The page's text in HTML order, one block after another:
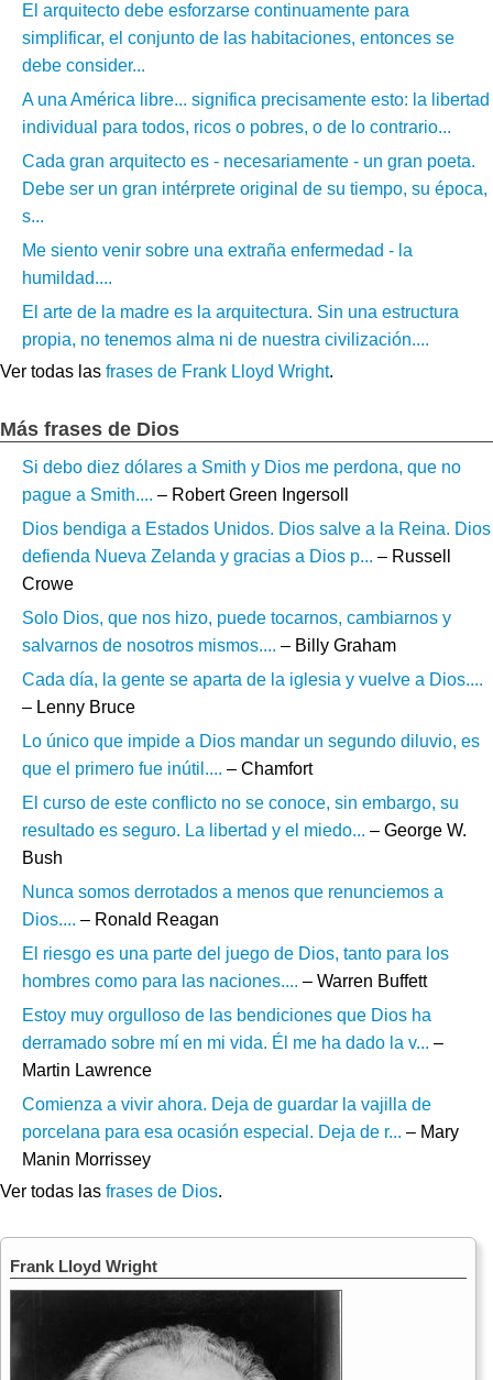
El arquitecto debe esforzarse continuamente para
simplificar, el conjunto de las habitaciones, entonces se
debe consider...
A una América libre... significa precisamente esto: la libertad
individual para todos, ricos o pobres, o de lo contrario...
Cada gran arquitecto es - necesariamente - un gran poeta.
Debe ser un gran intérprete original de su tiempo, su época,
s...
Me siento venir sobre una extraña enfermedad - la
humildad....
El arte de la madre es la arquitectura. Sin una estructura
propia, no tenemos alma ni de nuestra civilización....
Ver todas las frases de Frank Lloyd Wright.
Más frases de Dios
Si debo diez dólares a Smith y Dios me perdona, que no
pague a Smith.... – Robert Green Ingersoll
Dios bendiga a Estados Unidos. Dios salve a la Reina. Dios
defienda Nueva Zelanda y gracias a Dios p... – Russell
Crowe
Solo Dios, que nos hizo, puede tocarnos, cambiarnos y
salvarnos de nosotros mismos.... – Billy Graham
Cada día, la gente se aparta de la iglesia y vuelve a Dios....
– Lenny Bruce
Lo único que impide a Dios mandar un segundo diluvio, es
que el primero fue inútil.... – Chamfort
El curso de este conflicto no se conoce, sin embargo, su
resultado es seguro. La libertad y el miedo... – George W.
Bush
Nunca somos derrotados a menos que renunciemos a
Dios.... – Ronald Reagan
El riesgo es una parte del juego de Dios, tanto para los
hombres como para las naciones.... – Warren Buffett
Estoy muy orgulloso de las bendiciones que Dios ha
derramado sobre mí en mi vida. Él me ha dado la v... –
Martin Lawrence
Comienza a vivir ahora. Deja de guardar la vajilla de
porcelana para esa ocasión especial. Deja de r... – Mary
Manin Morrissey
Ver todas las frases de Dios.
Frank Lloyd Wright